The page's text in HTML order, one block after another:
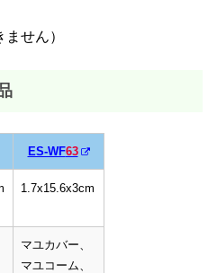
せん）
ES-WF63
1.7x15.6x3cm
マユカバー、
マユコーム、